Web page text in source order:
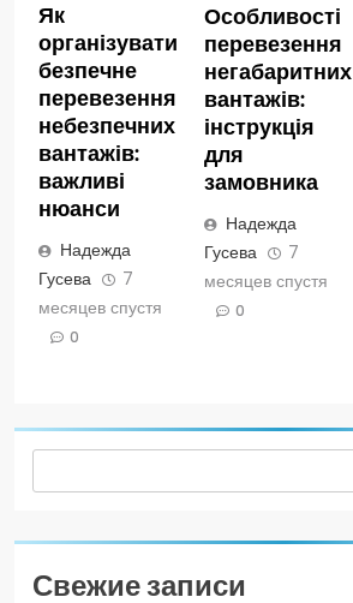
Як
організувати
безпечне
перевезення
небезпечних
вантажів:
важливі
нюанси
Надежда
Гусева
7
месяцев спустя
0
Особливості
перевезення
негабаритних
вантажів:
інструкція
для
замовника
Надежда
Гусева
7
месяцев спустя
0
Свежие записи